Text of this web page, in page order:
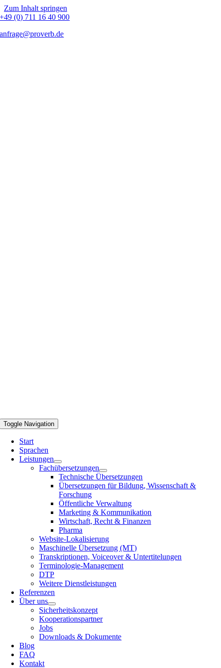
Zum Inhalt springen
+49 (0) 711 16 40 900
anfrage@proverb.de
Toggle Navigation
Start
Sprachen
Leistungen
Fachübersetzungen
Technische Übersetzungen
Übersetzungen für Bildung, Wissenschaft &
Forschung
Öffentliche Verwaltung
Marketing & Kommunikation
Wirtschaft, Recht & Finanzen
Pharma
Website-Lokalisierung
Maschinelle Übersetzung (MT)
Transkriptionen, Voiceover & Untertitelungen
Terminologie-Management
DTP
Weitere Dienstleistungen
Referenzen
Über uns
Sicherheitskonzept
Kooperationspartner
Jobs
Downloads & Dokumente
Blog
FAQ
Kontakt